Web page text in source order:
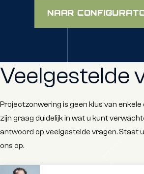
NAAR
Veelgestelde
Projectzonwering is geen klus van
zijn graag duidelijk in wat u kunt
antwoord op veelgestelde vragen.
ons op.